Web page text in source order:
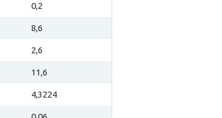
0,2
8,6
2,6
11,6
4,3224